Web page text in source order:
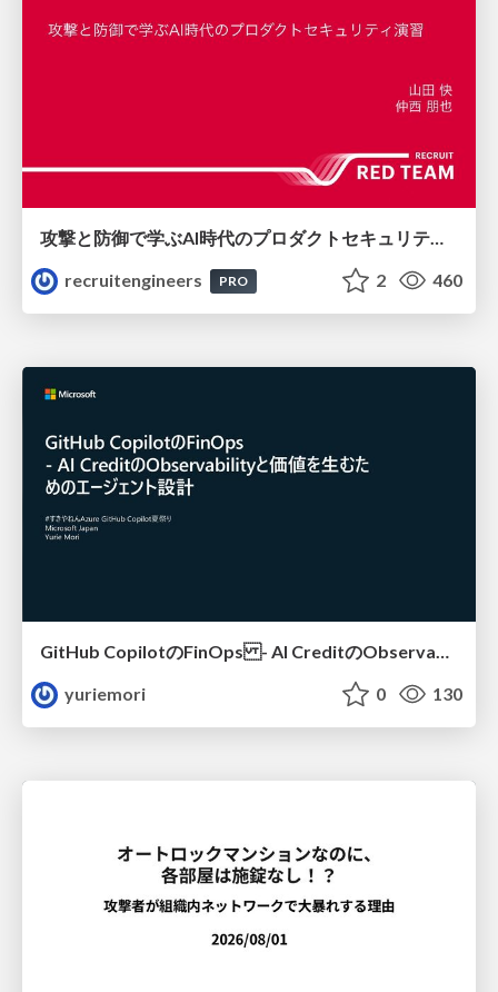
recruitengineers
PRO 2 460
GitHub CopilotのFinOps - AI CreditのObservabilityと価値を生むためのエージェント設計
yuriemori
0 130